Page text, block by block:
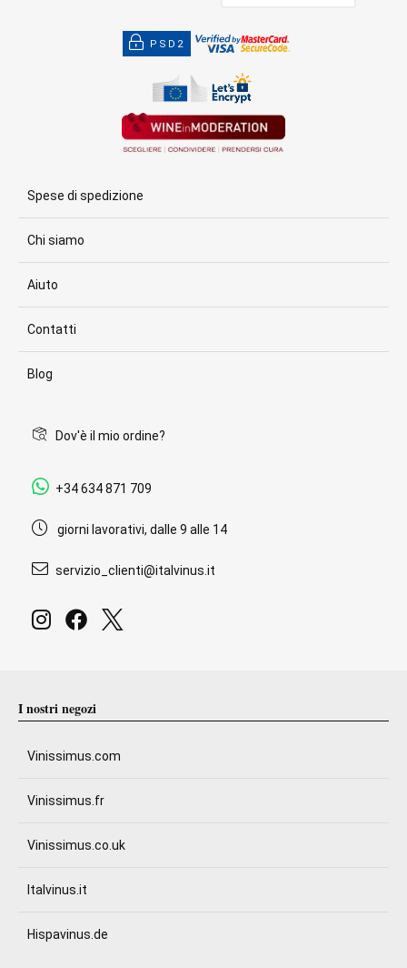
PSD2
Spese di spedizione
Chi siamo
Aiuto
Contatti
Blog
Dov'è il mio ordine?
+34 634 871 709
giorni lavorativi, dalle 9 alle 14
servizio_clienti@italvinus.it
I nostri negozi
Vinissimus.com
Vinissimus.fr
Vinissimus.co.uk
Italvinus.it
Hispavinus.de